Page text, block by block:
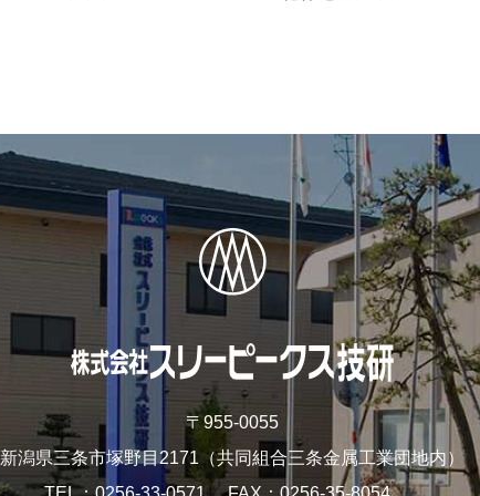
〒955-0055
新潟県三条市塚野目2171（共同組合三条金属工業団地内）